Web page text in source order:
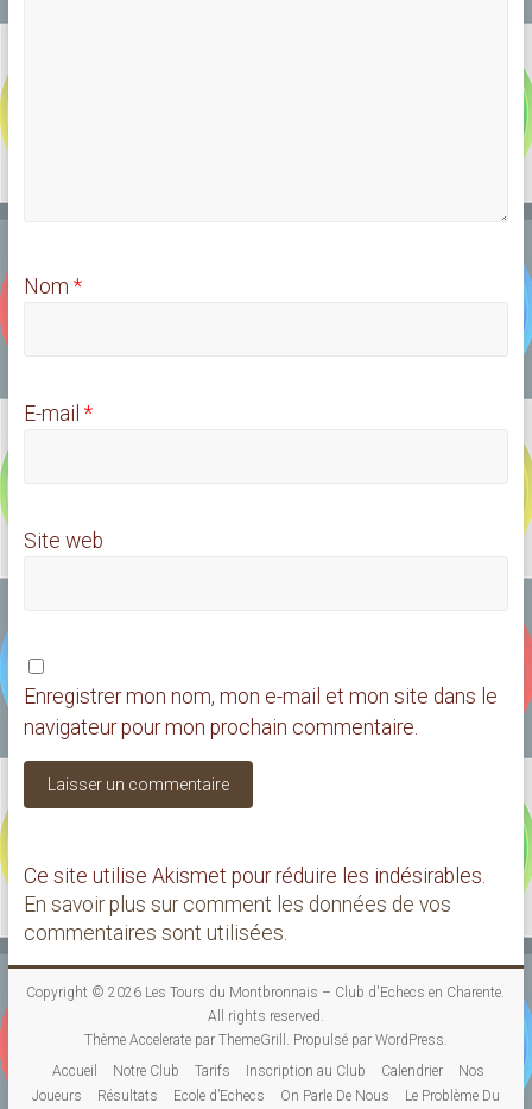
Nom *
E-mail *
Site web
Enregistrer mon nom, mon e-mail et mon site dans le
navigateur pour mon prochain commentaire.
Ce site utilise Akismet pour réduire les indésirables.
En savoir plus sur comment les données de vos
commentaires sont utilisées.
Copyright © 2026 Les Tours du Montbronnais – Club d'Echecs en Charente.
All rights reserved.
Thème Acceleratepar ThemeGrill. Propulsé par WordPress.
Accueil
Notre Club Tarifs Inscription au Club Calendrier
Nos
Joueurs
Résultats Ecole d’Echecs On Parle De Nous Le Problème Du